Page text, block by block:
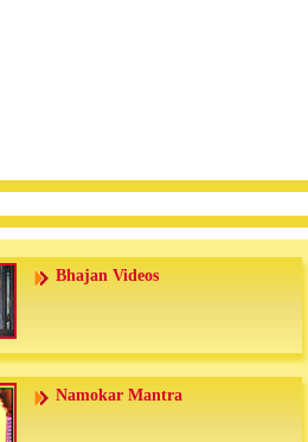
Bhajan Videos
Namokar Mantra